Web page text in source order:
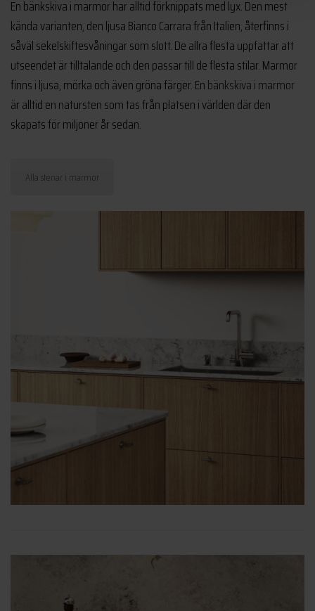
En bänkskiva i marmor har alltid förknippats med lyx. Den mest
kända varianten, den ljusa Bianco Carrara från Italien, återfinns i
såväl sekelskiftesvåningar som slott. De allra flesta uppfattar att
utseendet är tilltalande och den passar till de flesta stilar. Marmor
finns i ljusa, mörka och även gröna färger. Enbänkskiva i marmor
är alltid en natursten som tas från platsen i världen där den
skapats för miljoner år sedan.
Alla stenar i marmor